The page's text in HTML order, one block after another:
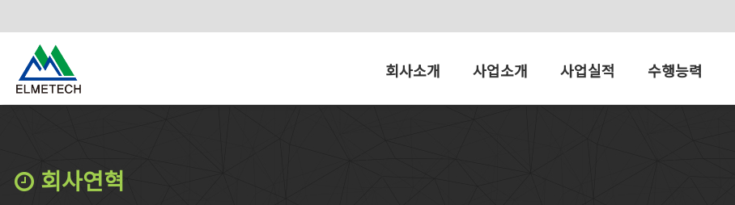
회사소개 사업소개 사업실적 수행능력
회사연혁